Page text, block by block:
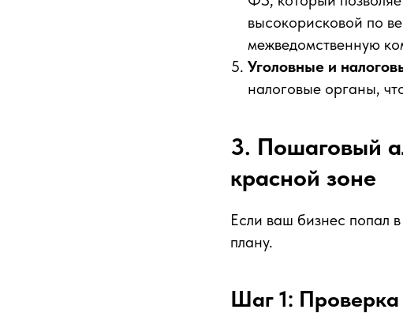
высокорисковой по
межведомственную
Уголовные и
налоговые органы,
3. Пошаговый
красной зоне
Если ваш бизнес попал
плану.
Шаг 1: Проверка